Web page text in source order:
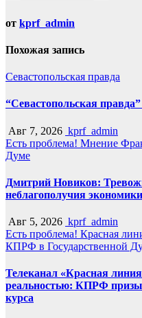
от kprf_admin
Похожая запись
Севастопольская правда
“Севастопольская
Авг 7, 2026 kprf_admin
Есть проблема! Мнение
Думе
Дмитрий Новиков:
неблагополучия экономики
Авг 5, 2026 kprf_admin
Есть проблема! Красная
КПРФ в Государственной
Телеканал «Красная
реальностью: КПРФ
курса